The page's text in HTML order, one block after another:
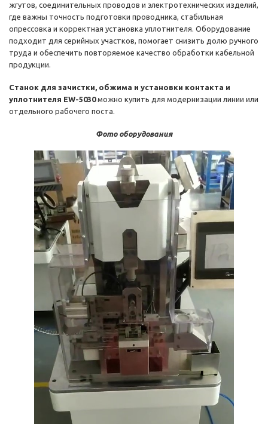
жгутов, соединительных проводов и электротехнических изделий,
где важны точность подготовки проводника, стабильная
опрессовка и корректная установка уплотнителя. Оборудование
подходит для серийных участков, помогает снизить долю ручного
труда и обеспечить повторяемое качество обработки кабельной
продукции.
Станок для зачистки, обжима и установки контакта и
уплотнителя EW-5030можно купить для модернизации линии или
отдельного рабочего поста.
Фото оборудования